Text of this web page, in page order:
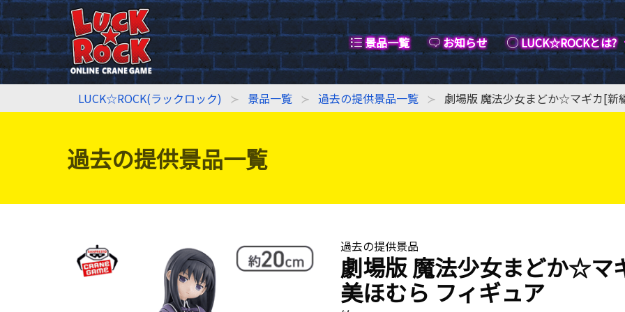
景品一覧 お知らせ LUCK☆ROCKとは?
LUCK☆ROCK(ラックロック) 景品一覧 過去の提供景品一覧 劇場版 魔法少女まどか☆マギカ[新
過去の提供景品一覧
過去の提供景品
劇場版 魔法少女まどか☆マ
美ほむら フィギュア